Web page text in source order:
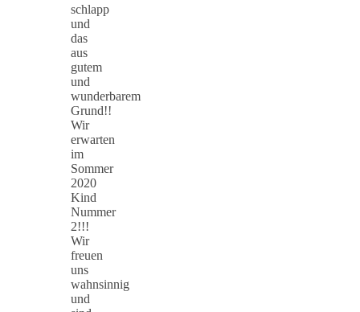
schlapp
und
das
aus
gutem
und
wunderbarem
Grund!!
Wir
erwarten
im
Sommer
2020
Kind
Nummer
2!!!
Wir
freuen
uns
wahnsinnig
und